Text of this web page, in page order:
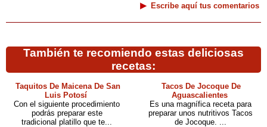
Escribe aquí tus comentarios
También te recomiendo estas deliciosas
recetas:
Taquitos De Maicena De San
Luis Potosí
Con el siguiente procedimiento
podrás preparar este
tradicional platillo que te...
Tacos De Jocoque De
Aguascalientes
Es una magnífica receta para
preparar unos nutritivos Tacos
de Jocoque. ...